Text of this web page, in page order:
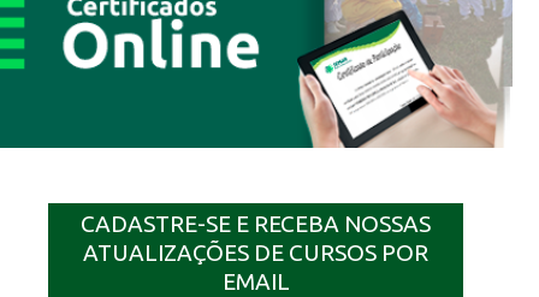
CADASTRE-SE E RECEBA NOSSAS
ATUALIZAÇÕES DE CURSOS POR
EMAIL